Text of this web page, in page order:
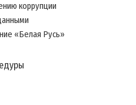
коррупции
«Белая Русь»